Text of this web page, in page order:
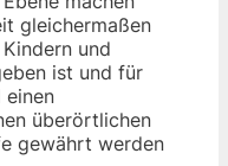
gleichermaßen
und
ist und für
einen
überörtlichen
gewährt werden